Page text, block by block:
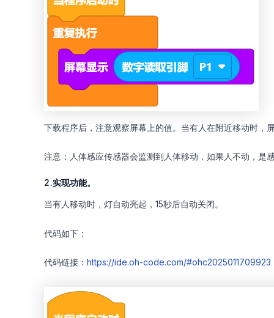
下载程序后，注意观察屏幕上的值。当有人在附近移动时，
注意：人体感应传感器会监测到人体移动，如果人不动，是
2.实现功能。
当有人移动时，灯自动亮起，15秒后自动关闭。
代码如下：
代码链接： https://ide.oh-code.com/#ohc2025011709923